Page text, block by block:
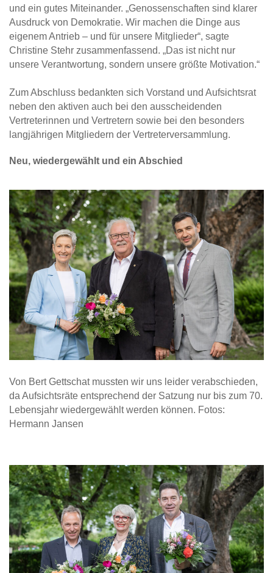
und ein gutes Miteinander. „Genossenschaften sind klarer
Ausdruck von Demokratie. Wir machen die Dinge aus
eigenem Antrieb – und für unsere Mitglieder“, sagte
Christine Stehr zusammenfassend. „Das ist nicht nur
unsere Verantwortung, sondern unsere größte Motivation.“
Zum Abschluss bedankten sich Vorstand und Aufsichtsrat
neben den aktiven auch bei den ausscheidenden
Vertreterinnen und Vertretern sowie bei den besonders
langjährigen Mitgliedern der Vertreterversammlung.
Neu, wiedergewählt und ein Abschied
Von Bert Gettschat mussten wir uns leider verabschieden,
da Aufsichtsräte entsprechend der Satzung nur bis zum 70.
Lebensjahr wiedergewählt werden können. Fotos:
Hermann Jansen